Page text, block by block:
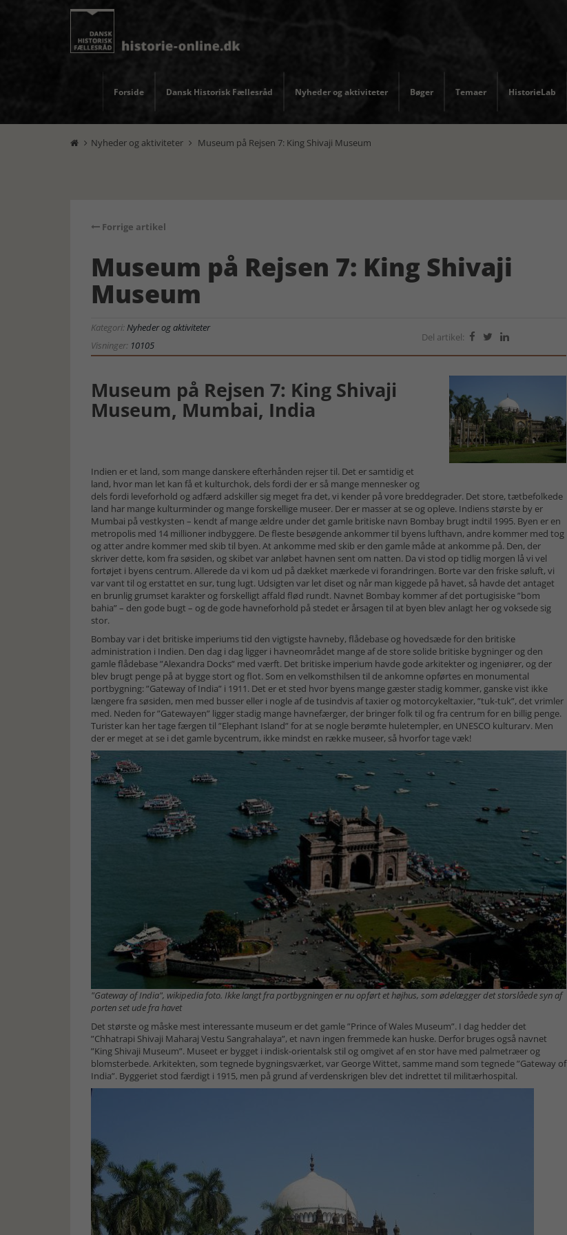
Forside Dansk Historisk Fællesråd Nyheder og aktiviteter Bøger Temaer HistorieLab
 Nyheder og aktiviteter  Museum på Rejsen 7: King Shivaji Museum
Forrige artikel
Museum på Rejsen 7: King Shivaji
Museum
Kategori:Nyheder og aktiviteter
Visninger: 10105
Del artikel:   
Museum på Rejsen 7: King Shivaji
Museum, Mumbai, India
Indien er et land, som mange danskere efterhånden rejser til. Det er samtidig et
land, hvor man let kan få et kulturchok, dels fordi der er så mange mennesker og
dels fordi leveforhold og adfærd adskiller sig meget fra det, vi kender på vore breddegrader. Det store, tætbefolkede
land har mange kulturminder og mange forskellige museer. Der er masser at se og opleve. Indiens største by er
Mumbai på vestkysten – kendt af mange ældre under det gamle britiske navn Bombay brugt indtil 1995. Byen er en
metropolis med 14 millioner indbyggere. De fleste besøgende ankommer til byens lufthavn, andre kommer med tog
og atter andre kommer med skib til byen. At ankomme med skib er den gamle måde at ankomme på. Den, der
skriver dette, kom fra søsiden, og skibet var anløbet havnen sent om natten. Da vi stod op tidlig morgen lå vi vel
fortøjet i byens centrum. Allerede da vi kom ud på dækket mærkede vi forandringen. Borte var den friske søluft, vi
var vant til og erstattet en sur, tung lugt. Udsigten var let diset og når man kiggede på havet, så havde det antaget
en brunlig grumset karakter og forskelligt affald flød rundt. Navnet Bombay kommer af det portugisiske ”bom
bahia” – den gode bugt – og de gode havneforhold på stedet er årsagen til at byen blev anlagt her og voksede sig
stor.
Bombay var i det britiske imperiums tid den vigtigste havneby, flådebase og hovedsæde for den britiske
administration i Indien. Den dag i dag ligger i havneområdet mange af de store solide britiske bygninger og den
gamle flådebase ”Alexandra Docks” med værft. Det britiske imperium havde gode arkitekter og ingeniører, og der
blev brugt penge på at bygge stort og flot. Som en velkomsthilsen til de ankomne opførtes en monumental
portbygning: ”Gateway of India” i 1911. Det er et sted hvor byens mange gæster stadig kommer, ganske vist ikke
længere fra søsiden, men med busser eller i nogle af de tusindvis af taxier og motorcykeltaxier, ”tuk-tuk”, det vrimler
med. Neden for ”Gatewayen” ligger stadig mange havnefærger, der bringer folk til og fra centrum for en billig penge.
Turister kan her tage færgen til ”Elephant Island” for at se nogle berømte huletempler, en UNESCO kulturarv. Men
der er meget at se i det gamle bycentrum, ikke mindst en række museer, så hvorfor tage væk!
"Gateway of India", wikipedia foto. Ikke langt fra portbygningen er nu opført et højhus, som ødelægger det storslåede syn af
porten set ude fra havet
Det største og måske mest interessante museum er det gamle ”Prince of Wales Museum”. I dag hedder det
”Chhatrapi Shivaji Maharaj Vestu Sangrahalaya”, et navn ingen fremmede kan huske. Derfor bruges også navnet
”King Shivaji Museum”. Museet er bygget i indisk-orientalsk stil og omgivet af en stor have med palmetræer og
blomsterbede. Arkitekten, som tegnede bygningsværket, var George Wittet, samme mand som tegnede ”Gateway of
India”. Byggeriet stod færdigt i 1915, men på grund af verdenskrigen blev det indrettet til militærhospital.